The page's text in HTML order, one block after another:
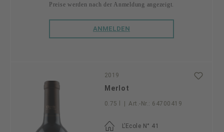
Preise werden nach der Anmeldung angezeigt.
ANMELDEN
2019
Merlot
0.75 l Art.-Nr.: 64700419
L’Ecole N° 41